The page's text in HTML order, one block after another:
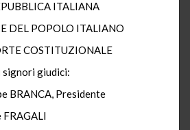
ITALIANA
DEL POPOLO ITALIANO
COSTITUZIONALE
signori giudici:
BRANCA, Presidente